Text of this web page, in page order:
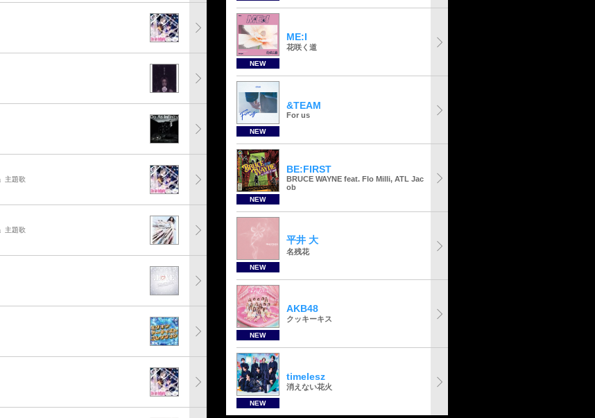
主題歌
主題歌
NEW
ME:I
花咲く道
NEW
&TEAM
For us
NEW
BE:FIRST
BRUCE WAYNE feat. Flo Milli, ATL Jac
ob
NEW
平井 大
名残花
NEW
AKB48
クッキーキス
NEW
timelesz
消えない花火